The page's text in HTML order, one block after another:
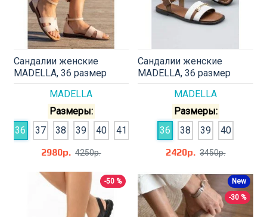
MADELLA
Сандалии женские
MADELLA, 36 размер
Размеры:
36
37 38 39 40
41
2980р. 4250р.
MADELLA
Сандалии женские
MADELLA, 36 размер
Размеры:
36
38 39
40
2420р. 3450р.
-50 %
New
-30 %